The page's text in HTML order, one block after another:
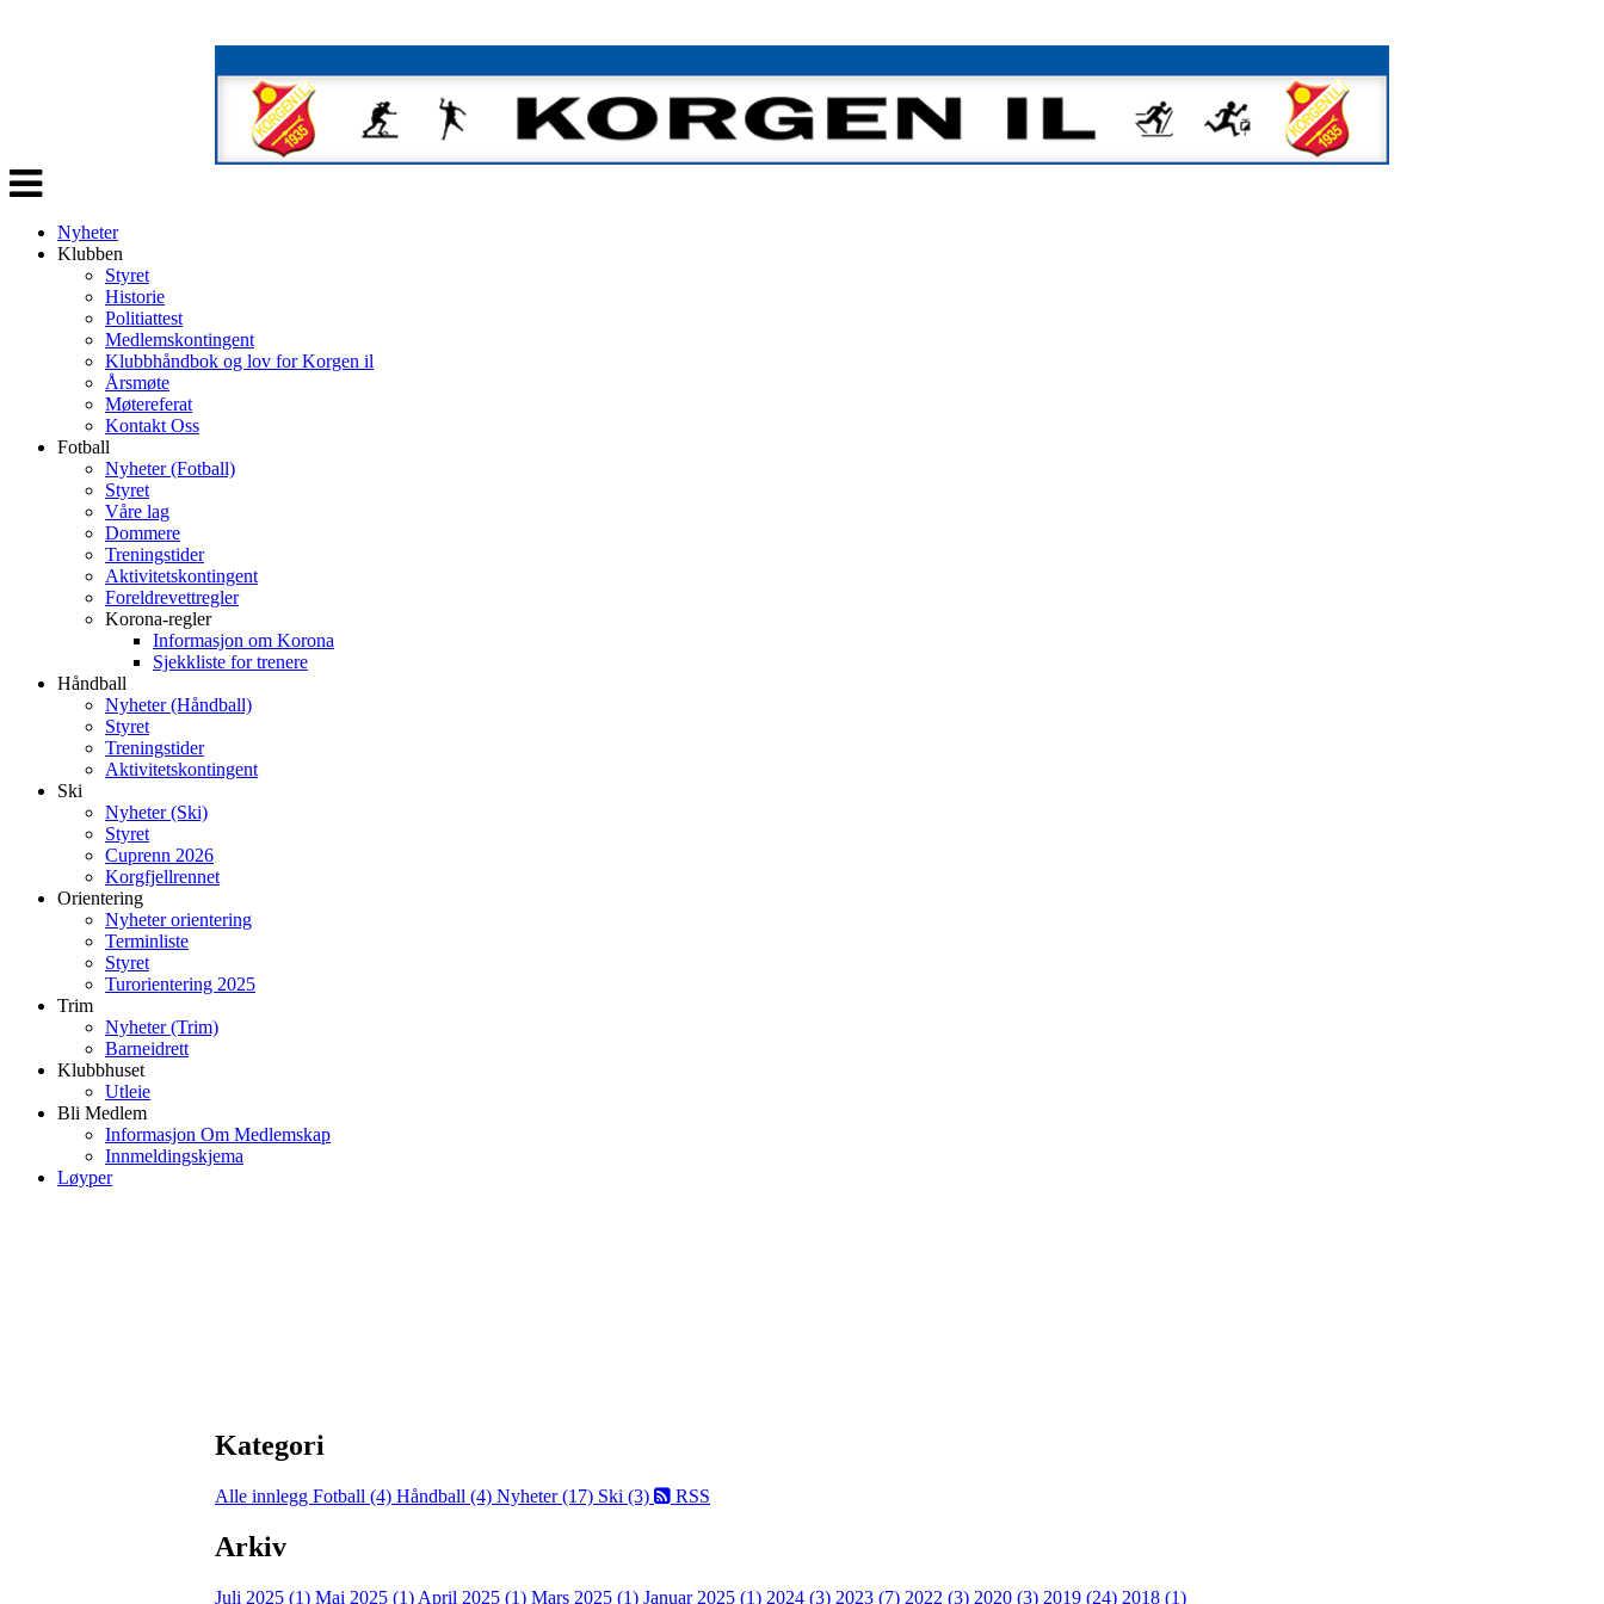
Veksle
navigasjon
Nyheter
Klubben
Styret
Historie
Politiattest
Medlemskontingent
Klubbhåndbok og lov for Korgen il
Årsmøte
Møtereferat
Kontakt Oss
Fotball
Nyheter (Fotball)
Styret
Våre lag
Dommere
Treningstider
Aktivitetskontingent
Foreldrevettregler
Korona-regler
Informasjon om Korona
Sjekkliste for trenere
Håndball
Nyheter (Håndball)
Styret
Treningstider
Aktivitetskontingent
Ski
Nyheter (Ski)
Styret
Cuprenn 2026
Korgfjellrennet
Orientering
Nyheter orientering
Terminliste
Styret
Turorientering 2025
Trim
Nyheter (Trim)
Barneidrett
Klubbhuset
Utleie
Bli Medlem
Informasjon Om Medlemskap
Innmeldingskjema
Løyper
Kategori
Alle innlegg Fotball (4) Håndball (4) Nyheter (17) Ski (3) RSS
Arkiv
Juli 2025 (1) Mai 2025 (1) April 2025 (1) Mars 2025 (1) Januar 2025 (1) 2024 (3) 2023 (7) 2022 (3) 2020 (3) 2019 (24) 2018 (1)